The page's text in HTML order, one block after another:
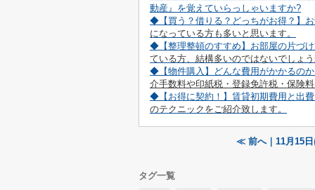
動産』を覚えていらっしゃいますか?
◆【買う？借りる？どっちがお得？】
になっている方も多いと思います。
◆【整理整頓のすすめ】お部屋の片づ
ている方、結構多いのではないでしょ
◆【物件購入】どんな費用がかかるの
介手数料や印紙税・登録免許税・保険
◆【お得に契約！】賃貸初期費用と出
のテクニックをご紹介致します。
≪ 前へ｜11月15日
タグ一覧